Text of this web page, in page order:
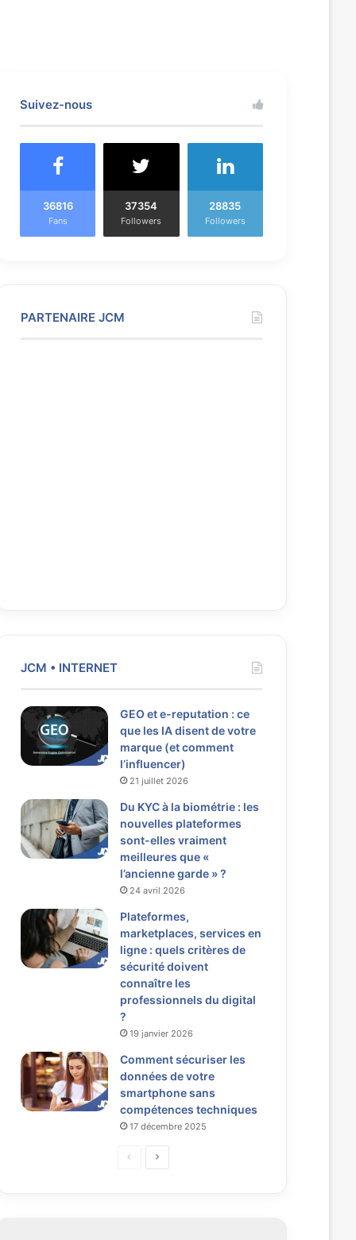
Suivez-nous
36816
Fans
37354
Followers
28835
Followers
PARTENAIRE JCM
JCM • INTERNET
GEO et e-reputation : ce
que les IA disent de votre
marque (et comment
l’influencer)
21 juillet 2026
Du KYC à la biométrie : les
nouvelles plateformes
sont-elles vraiment
meilleures que «
l’ancienne garde » ?
24 avril 2026
Plateformes,
marketplaces, services en
ligne : quels critères de
sécurité doivent
connaître les
professionnels du digital
?
19 janvier 2026
Comment sécuriser les
données de votre
smartphone sans
compétences techniques
17 décembre 2025
P